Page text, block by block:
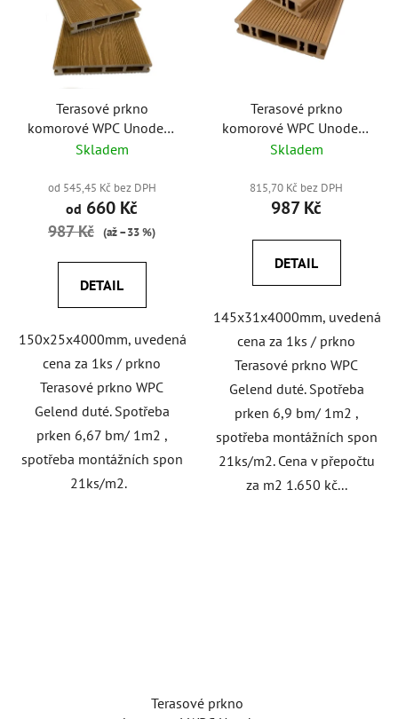
Terasové prkno
komorové WPC Unodeck
Klasik 3D
Skladem
od 545,45 Kč bez DPH
od 660 Kč
987 Kč (až –33 %)
DETAIL
150x25x4000mm, uvedená
cena za 1ks / prkno
Terasové prkno WPC
Gelend duté. Spotřeba
prken 6,67 bm/ 1m2 ,
spotřeba montážních spon
21ks/m2.
Terasové prkno
komorové WPC Unodeck
REAL 145x31x4000mm
Skladem
815,70 Kč bez DPH
987 Kč
DETAIL
145x31x4000mm, uvedená
cena za 1ks / prkno
Terasové prkno WPC
Gelend duté. Spotřeba
prken 6,9 bm/ 1m2 ,
spotřeba montážních spon
21ks/m2. Cena v přepočtu
za m2 1.650 kč...
Terasové prkno